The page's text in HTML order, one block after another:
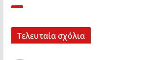
Τελευταία σχόλια